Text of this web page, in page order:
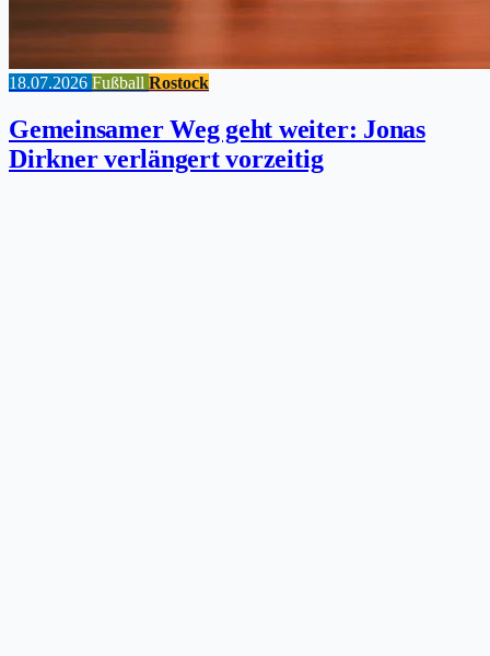
18.07.2026 Fußball Rostock
Gemeinsamer Weg geht weiter: Jonas
Dirkner verlängert vorzeitig